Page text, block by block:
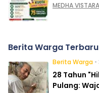
MEDHA
Berita Warga Terbaru
Berita Warga
28 Tahun
Pulang: